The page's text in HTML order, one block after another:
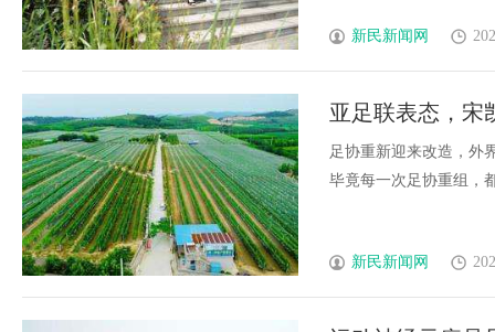
新民新闻网
亚足联表态，宋
羊，振兴国足
足协重新迎来改造，外
毕竟每一次足协重组，
新民新闻网